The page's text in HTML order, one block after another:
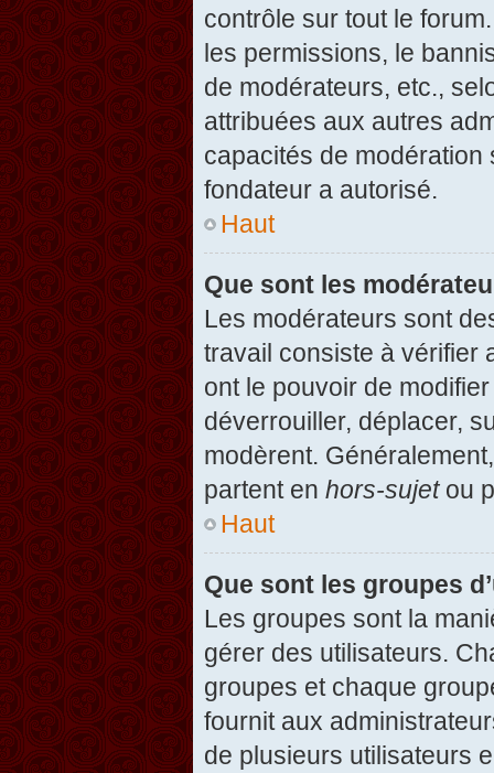
contrôle sur tout le
les permissions, le
de modérateurs, etc.,
attribuées aux autres
capacités de modération
fondateur a autorisé.
Haut
Que sont les
Les modérateurs sont
travail consiste à vérifier
ont le pouvoir de
déverrouiller, déplacer,
modèrent.
partent en hors-sujetou
Haut
Que sont les groupes
Les groupes sont la
gérer des utilisateurs.
groupes et chaque
fournit aux
de plusieurs utilisateurs